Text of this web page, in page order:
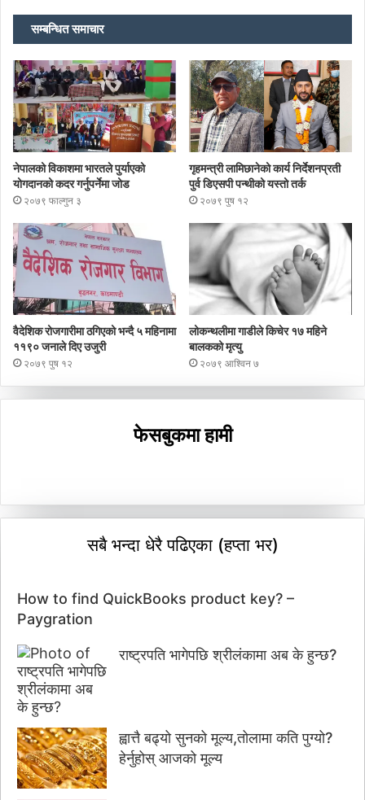
सम्बन्धित समाचार
नेपालको विकाशमा भारतले पुर्याएको
योगदानको कदर गर्नुपर्नेमा जोड
२०७९ फाल्गुन ३
गृहमन्त्री लामिछानेको कार्य निर्देशनप्रती
पुर्व डिएसपी पन्थीको यस्तो तर्क
२०७९ पुष १२
वैदेशिक रोजगारीमा ठगिएको भन्दै ५ महिनामा
११९० जनाले दिए उजुरी
२०७९ पुष १२
लोकन्थलीमा गाडीले किचेर १७ महिने
बालकको मृत्यु
२०७९ आश्विन ७
फेसबुकमा हामी
सबै भन्दा धेरै पढिएका (हप्ता भर)
How to find QuickBooks product key? –
Paygration
राष्ट्रपति भागेपछि श्रीलंकामा अब के हुन्छ?
ह्वात्तै बढ्यो सुनको मूल्य,तोलामा कति पुग्यो?
हेर्नुहोस् आजको मूल्य